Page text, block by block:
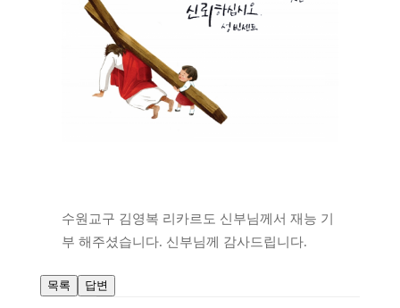
수원교구 김영복 리카르도 신부님께서 재능 기
부 해주셨습니다. 신부님께 감사드립니다.
목록 답변